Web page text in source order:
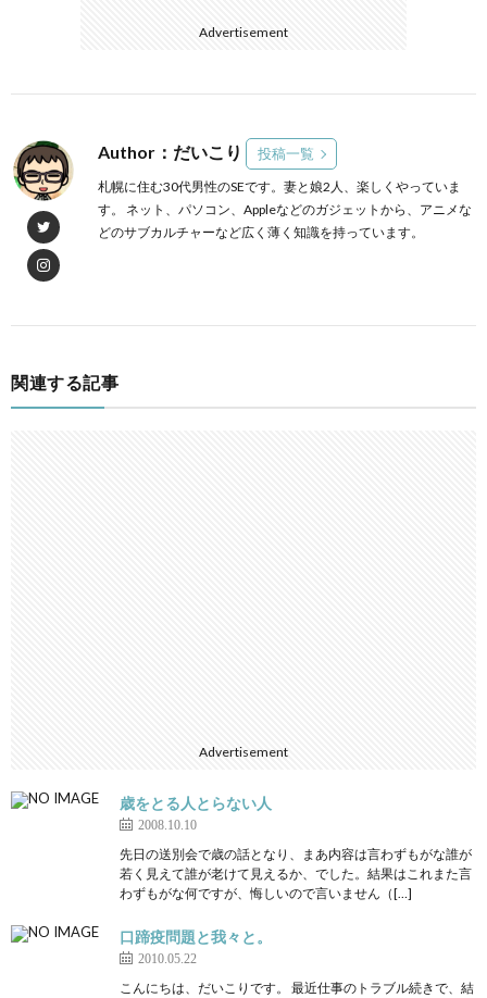
Advertisement
Author：だいこり 投稿一覧
札幌に住む30代男性のSEです。妻と娘2人、楽しくやっていま
す。 ネット、パソコン、Appleなどのガジェットから、アニメな
どのサブカルチャーなど広く薄く知識を持っています。
関連する記事
Advertisement
歳をとる人とらない人
2008.10.10
先日の送別会で歳の話となり、まあ内容は言わずもがな誰が
若く見えて誰が老けて見えるか、でした。結果はこれまた言
わずもがな何ですが、悔しいので言いません（[…]
口蹄疫問題と我々と。
2010.05.22
こんにちは、だいこりです。 最近仕事のトラブル続きで、結